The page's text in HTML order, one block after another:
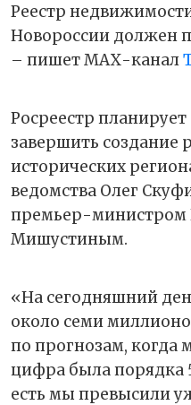
Реестр
Новороссии должен
– пишет МАХ-канал
Росреестр
завершить создание
исторических
ведомства Олег
премьер-
Мишустиным.
«На сегодняшний
около семи
по прогнозам, когда
цифра была порядка
есть мы превысили